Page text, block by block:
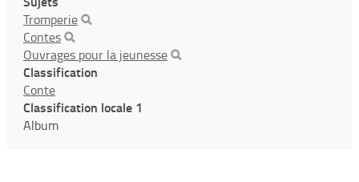
Tromperie
Contes
Ouvrages pour la jeunesse
Classification
Conte
Classification locale 1
Album